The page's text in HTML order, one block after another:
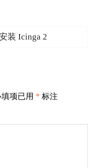
装 Icinga 2
填项已用 * 标注